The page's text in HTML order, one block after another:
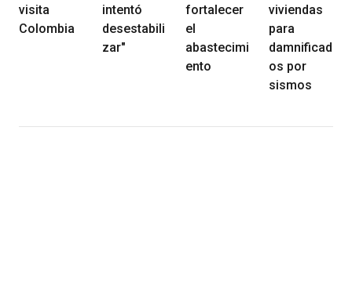
visita
Colombia
intentó
desestabili
zar"
fortalecer
el
abastecimi
ento
viviendas
para
damnificad
os por
sismos